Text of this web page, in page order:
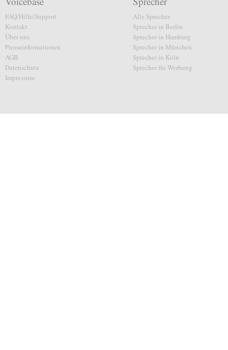
FAQ/Hilfe/Support
Kontakt
Über uns
Presseinformationen
AGB
Datenschutz
Impressum
Alle Sprecher
Sprecher in Berlin
Sprecher in Hamburg
Sprecher in München
Sprecher in Köln
Sprecher für Werbung